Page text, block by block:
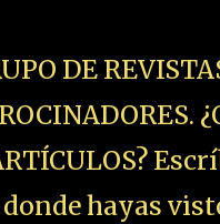
DE
donde hayas